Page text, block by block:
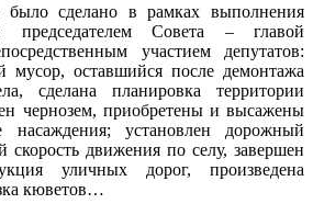
сделано в рамках выполнения
председателем Совета – главой
участием депутатов:
мусор, оставшийся после демонтажа
сделана планировка территории
чернозем, приобретены и высажены
насаждения; установлен дорожный
скорость движения по селу, завершен
уличных дорог, произведена
кюветов…